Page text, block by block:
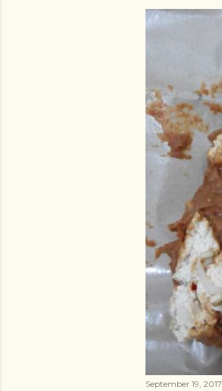
September 19, 2017